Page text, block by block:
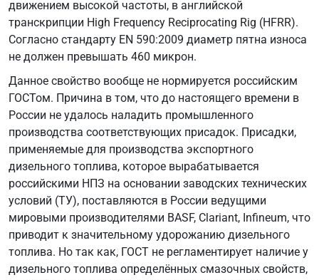
движением высокой частоты, в английской
транскрипции High Frequency Reciprocating Rig (HFRR).
Согласно стандарту EN 590:2009 диаметр пятна износа
не должен превышать 460 микрон.
Данное свойство вообще не нормируется российским
ГОСТом. Причина в том, что до настоящего времени в
России не удалось наладить промышленного
производства соответствующих присадок. Присадки,
применяемые для производства экспортного
дизельного топлива, которое вырабатывается
российскими НПЗ на основании заводских технических
условий (ТУ), поставляются в России ведущими
мировыми производителями BASF, Clariant, Infineum, что
приводит к значительному удорожанию дизельного
топлива. Но так как, ГОСТ не регламентирует наличие у
дизельного топлива определённых смазочных свойств,